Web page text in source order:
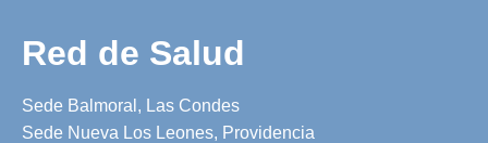
Red de Salud
Sede Balmoral, Las Condes
Sede Nueva Los Leones, Providencia